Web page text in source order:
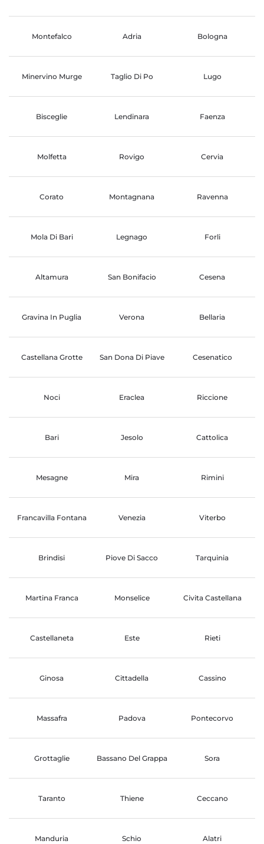
Montefalco Adria Bologna
Minervino Murge Taglio Di Po Lugo
Bisceglie Lendinara Faenza
Molfetta Rovigo Cervia
Corato Montagnana Ravenna
Mola Di Bari Legnago Forli
Altamura San Bonifacio Cesena
Gravina In Puglia Verona Bellaria
Castellana Grotte San Dona Di Piave Cesenatico
Noci Eraclea Riccione
Bari Jesolo Cattolica
Mesagne Mira Rimini
Francavilla Fontana Venezia Viterbo
Brindisi Piove Di Sacco Tarquinia
Martina Franca Monselice Civita Castellana
Castellaneta Este Rieti
Ginosa Cittadella Cassino
Massafra Padova Pontecorvo
Grottaglie Bassano Del Grappa Sora
Taranto Thiene Ceccano
Manduria Schio Alatri